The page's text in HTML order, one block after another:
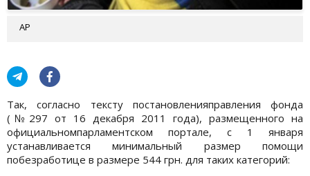
АР
Так, согласно тексту постановленияправления фонда
(№297 от 16 декабря 2011 года), размещенного на
официальномпарламентском портале, с 1 января
устанавливается минимальный размер помощи
побезработице в размере 544 грн. для таких категорий: